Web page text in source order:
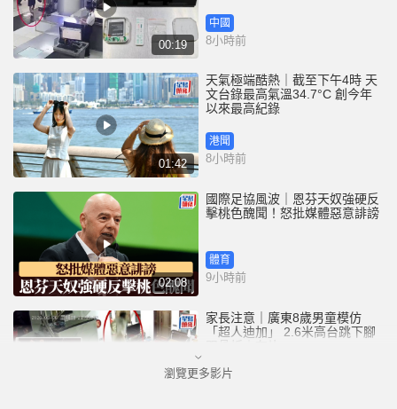
00:19
中國
8小時前
01:42
天氣極端酷熱｜截至下午4時 天
文台錄最高氣溫34.7°C 創今年
以來最高紀錄
港聞
8小時前
02:08
國際足協風波｜恩芬天奴強硬反
擊桃色醜聞！怒批媒體惡意誹謗
體育
9小時前
家長注意｜廣東8歲男童模仿
「超人迪加」 2.6米高台跳下腳
中國
瀏覽更多影片